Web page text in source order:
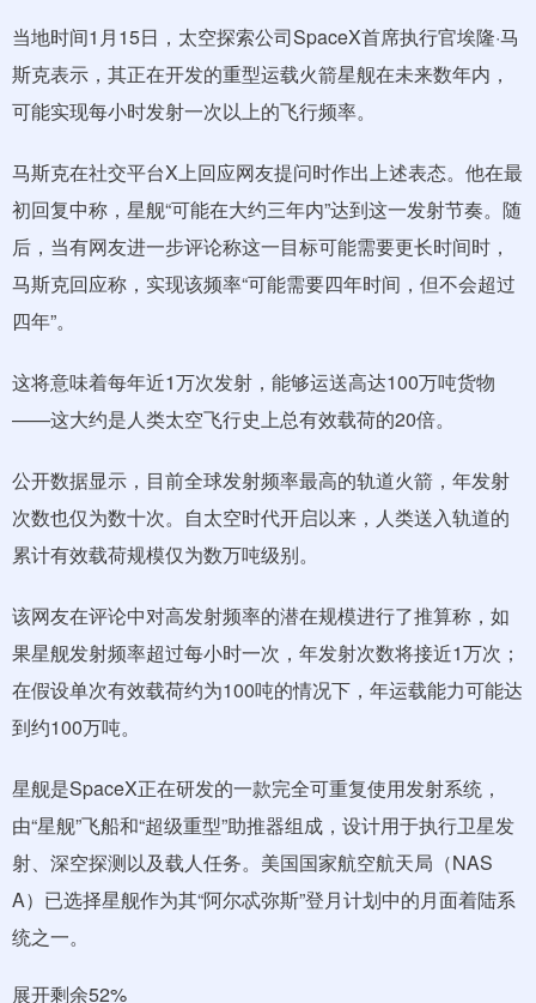
当地时间1月15日，太空探索公司SpaceX首席执行官埃隆·马
斯克表示，其正在开发的重型运载火箭星舰在未来数年内，
可能实现每小时发射一次以上的飞行频率。
马斯克在社交平台X上回应网友提问时作出上述表态。他在最
初回复中称，星舰“可能在大约三年内”达到这一发射节奏。随
后，当有网友进一步评论称这一目标可能需要更长时间时，
马斯克回应称，实现该频率“可能需要四年时间，但不会超过
四年”。
这将意味着每年近1万次发射，能够运送高达100万吨货物
——这大约是人类太空飞行史上总有效载荷的20倍。
公开数据显示，目前全球发射频率最高的轨道火箭，年发射
次数也仅为数十次。自太空时代开启以来，人类送入轨道的
累计有效载荷规模仅为数万吨级别。
该网友在评论中对高发射频率的潜在规模进行了推算称，如
果星舰发射频率超过每小时一次，年发射次数将接近1万次；
在假设单次有效载荷约为100吨的情况下，年运载能力可能达
到约100万吨。
星舰是SpaceX正在研发的一款完全可重复使用发射系统，
由“星舰”飞船和“超级重型”助推器组成，设计用于执行卫星发
射、深空探测以及载人任务。美国国家航空航天局（NAS
A）已选择星舰作为其“阿尔忒弥斯”登月计划中的月面着陆系
统之一。
展开剩余52%